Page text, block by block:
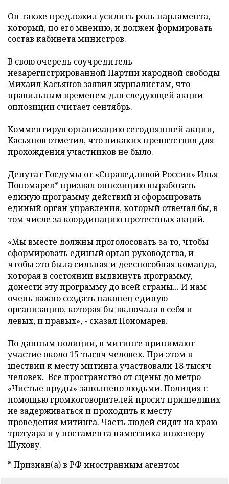
Он также предложил усилить роль парламента,
который, по его мнению, и должен формировать
состав кабинета министров.
В свою очередь соучредитель
незарегистрированной Партии народной свободы
Михаил Касьянов заявил журналистам, что
правильным временем для следующей акции
оппозиции считает сентябрь.
Комментируя организацию сегодняшней акции,
Касьянов отметил, что никаких препятствия для
прохождения участников не было.
Депутат Госдумы от «Справедливой России» Илья
Пономарев* призвал оппозицию выработать
единую программу действий и сформировать
единый орган управления, который отвечал бы, в
том числе за координацию протестных акций.
«Мы вместе должны проголосовать за то, чтобы
сформировать единый орган руководства, и
чтобы это была сильная и дееспособная команда,
которая в состоянии выдвинуть программу,
донести эту программу до всей страны... И нам
очень важно создать наконец единую
организацию, которая бы включала в себя и
левых, и правых», - сказал Пономарев.
По данным полиции, в митинге принимают
участие около 15 тысяч человек. При этом в
шествии к месту митинга участвовали 18 тысяч
человек. Все пространство от сцены до метро
«Чистые пруды» заполнено людьми. Полиция с
помощью громкоговорителей просит пришедших
не задерживаться и проходить к месту
проведения митинга. Часть людей сидят на краю
тротуара и у постамента памятника инженеру
Шухову.
* Признан(а) в РФ иностранным агентом